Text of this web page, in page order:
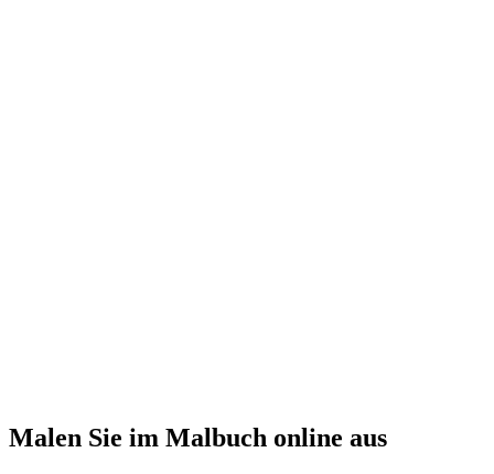
Malen Sie im Malbuch online aus